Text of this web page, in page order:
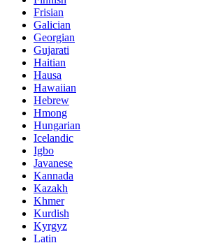
Frisian
Galician
Georgian
Gujarati
Haitian
Hausa
Hawaiian
Hebrew
Hmong
Hungarian
Icelandic
Igbo
Javanese
Kannada
Kazakh
Khmer
Kurdish
Kyrgyz
Latin